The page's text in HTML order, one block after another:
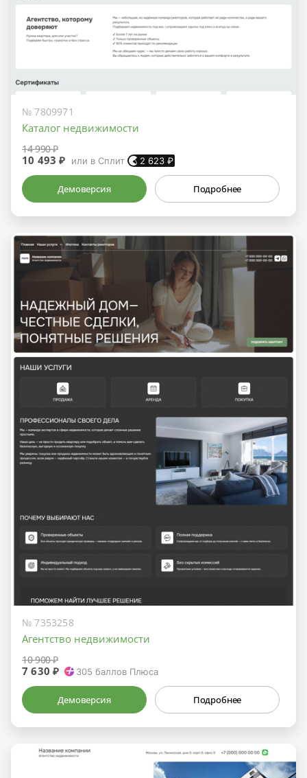
№ 7809971
Каталог недвижимости
14 990 ₽
10 493 ₽ или в Сплит 2 623₽
Демоверсия Подробнее
№ 7353258
Агентство недвижимости
10 900 ₽
7 630 ₽ 305 баллов Плюса
Демоверсия Подробнее